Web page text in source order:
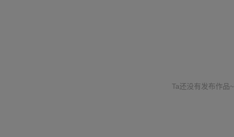
Ta还没有发布作品~